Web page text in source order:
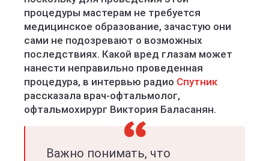
процедуры мастерам не требуется
медицинское образование, зачастую они
сами не подозревают о возможных
последствиях. Какой вред глазам может
нанести неправильно проведенная
процедура, в интервью радио Спутник
рассказала врач-офтальмолог,
офтальмохирург Виктория Баласанян.
Важно понимать, что